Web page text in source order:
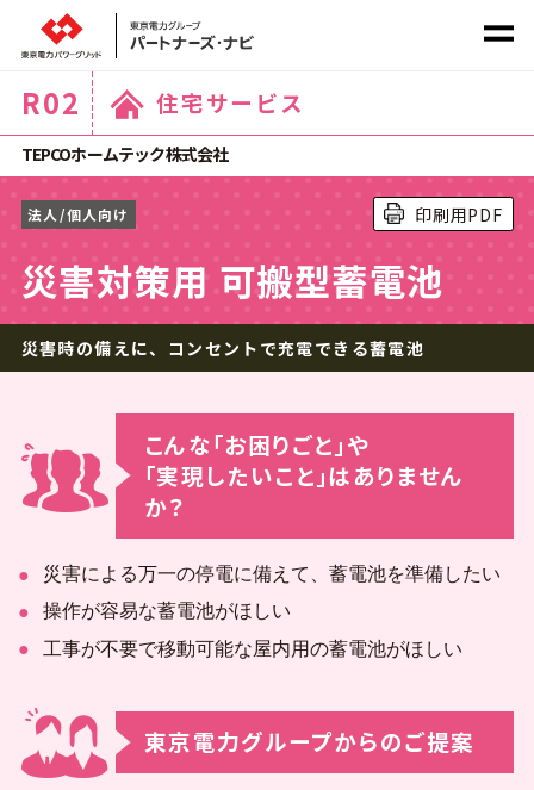
社会課題から探す
から探す
ホーム
企業一覧
R02 住宅サービス
TEPCOホームテック株式会社
法人/個人向け 印刷用PDF
災害対策用 可搬型蓄電池
災害時の備えに、コンセントで充電できる蓄電池
こんな｢お困りごと｣や
｢実現したいこと｣はありません
か？
災害による万一の停電に備えて、蓄電池を準備したい
操作が容易な蓄電池がほしい
工事が不要で移動可能な屋内用の蓄電池がほしい
東京電力グループからのご提案